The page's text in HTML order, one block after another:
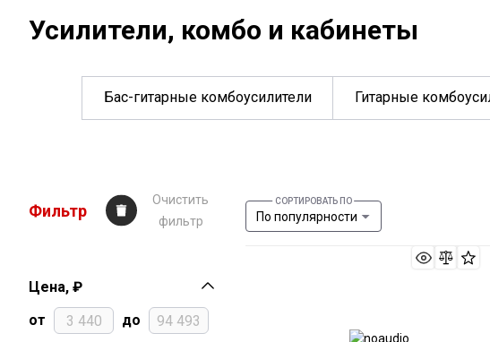
Усилители, комбо и кабинеты
Бас-гитарные комбоусилители Гитарные
По популярности
Фильтр
Очистить
фильтр
Цена, ₽
от
до